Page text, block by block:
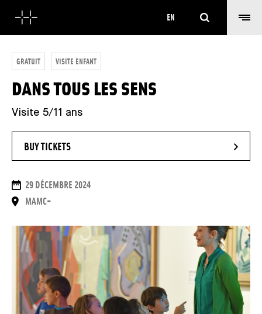
EN
GRATUIT VISITE ENFANT
DANS TOUS LES SENS
Visite 5/11 ans
BUY TICKETS- NEW WINDOW
DATES
29 DÉCEMBRE 2024
PLACE
MAMC+